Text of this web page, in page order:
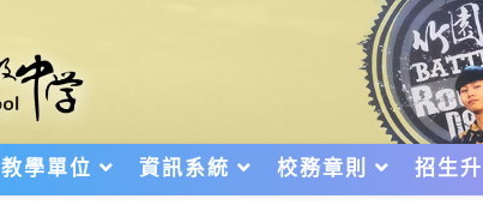
教學單位 資訊系統 校務章則 招生